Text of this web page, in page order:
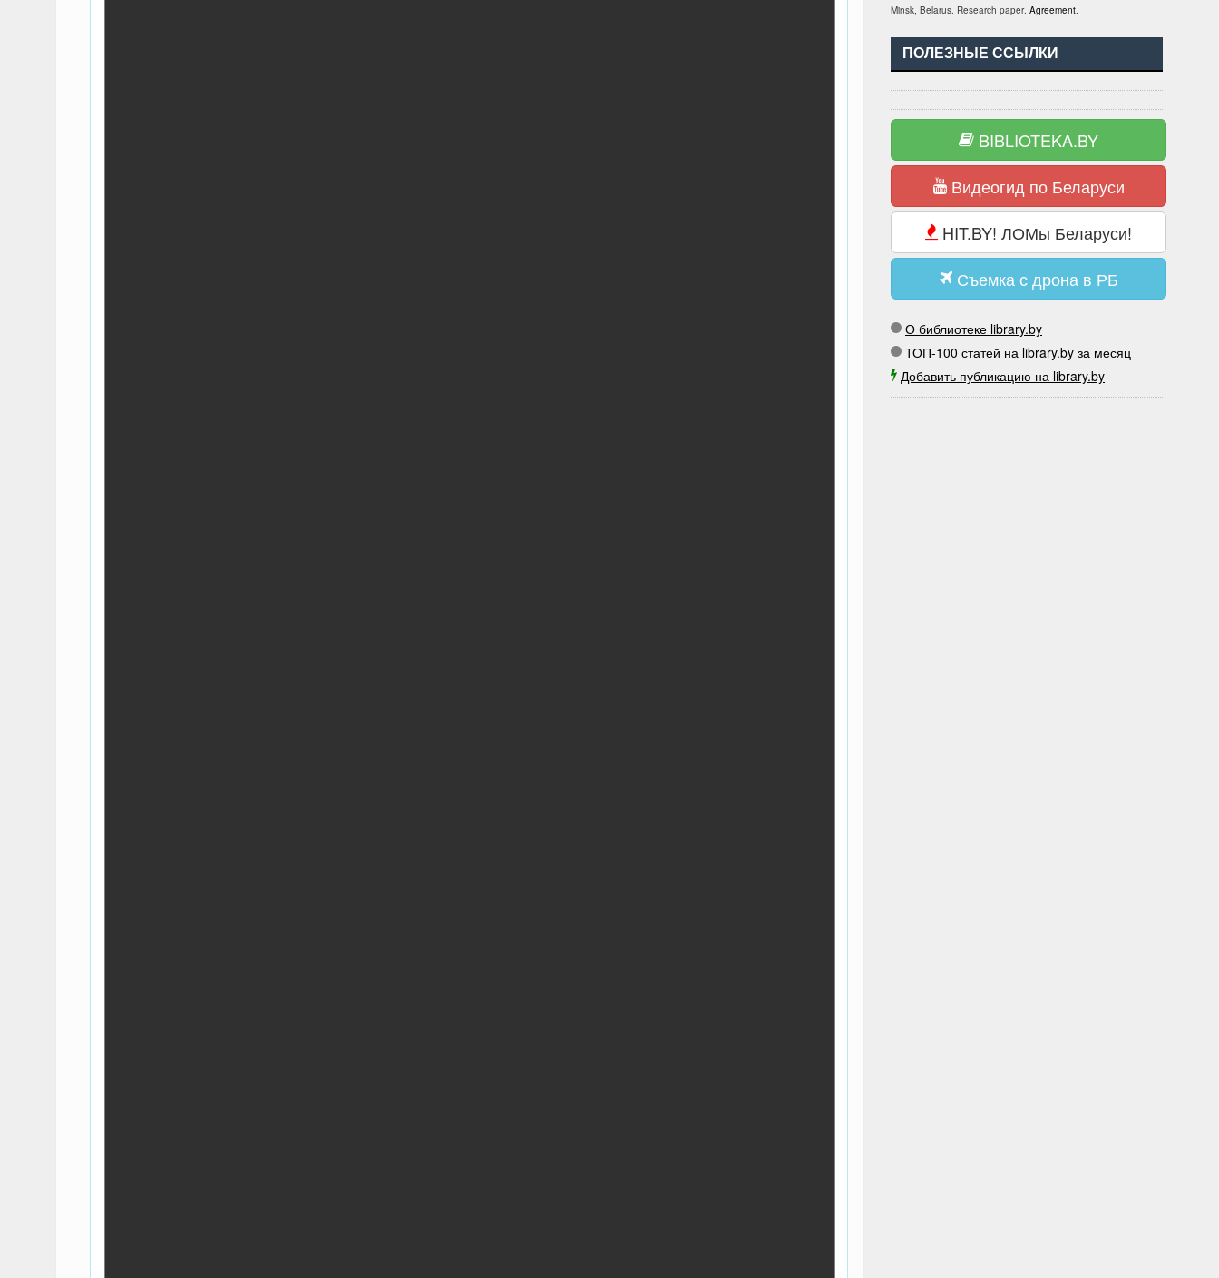
Minsk, Belarus. Research paper. Agreement.
ПОЛЕЗНЫЕ ССЫЛКИ
BIBLIOTEKA.BY
Видеогид по Беларуси
HIT.BY! ЛОМы Беларуси!
Съемка с дрона в РБ
О библиотеке library.by
ТОП-100 статей на library.by за месяц
Добавить публикацию на library.by